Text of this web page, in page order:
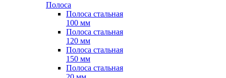
Полоса
Полоса стальная
100 мм
Полоса стальная
120 мм
Полоса стальная
150 мм
Полоса стальная